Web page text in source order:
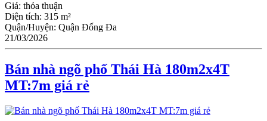
Giá: thỏa thuận
Diện tích: 315 m²
Quận/Huyện: Quận Đống Đa
21/03/2026
Bán nhà ngõ phố Thái Hà 180m2x4T
MT:7m giá rẻ